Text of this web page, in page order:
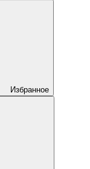
Избранное